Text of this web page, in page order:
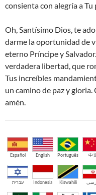
consienta con alegría a Tu
Oh, Santísimo Dios, te
darme la oportunidad de
eterno Príncipe y
verdadera libertad, que
Tus increíbles
un camino de paz y
amén.
Español English Português 中
עברית Indonesia Kiswahili